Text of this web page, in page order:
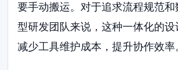
要手动搬运。对于追求流程规范
型研发团队来说，这种一体化的设
减少工具维护成本，提升协作效率